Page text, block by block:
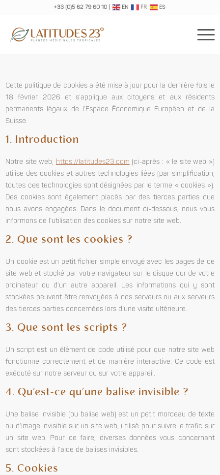
+33 (0)5 62 79 60 10| EN FR ES
Cette politique de cookies a été mise à jour pour la dernière fois le
18 février 2026 et s’applique aux citoyens et aux résidents
permanents légaux de l’Espace Économique Européen et de la
Suisse.
1. Introduction
Notre site web, https://latitudes23.com (ci-après : « le site web »)
utilise des cookies et autres technologies liées (par simplification,
toutes ces technologies sont désignées par le terme « cookies »).
Des cookies sont également placés par des tierces parties que
nous avons engagées. Dans le document ci-dessous, nous vous
informons de l’utilisation des cookies sur notre site web.
2. Que sont les cookies ?
Un cookie est un petit fichier simple envoyé avec les pages de ce
site web et stocké par votre navigateur sur le disque dur de votre
ordinateur ou d’un autre appareil. Les informations qui y sont
stockées peuvent être renvoyées à nos serveurs ou aux serveurs
des tierces parties concernées lors d’une visite ultérieure.
3. Que sont les scripts ?
Un script est un élément de code utilisé pour que notre site web
fonctionne correctement et de manière interactive. Ce code est
exécuté sur notre serveur ou sur votre appareil.
4. Qu’est-ce qu’une balise invisible ?
Une balise invisible (ou balise web) est un petit morceau de texte
ou d’image invisible sur un site web, utilisé pour suivre le trafic sur
un site web. Pour ce faire, diverses données vous concernant
sont stockées à l’aide de balises invisibles.
5. Cookies